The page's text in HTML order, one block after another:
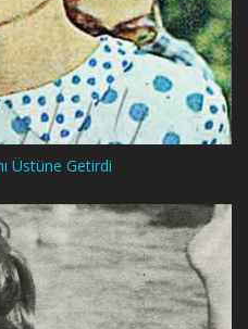
Üstüne Getirdi